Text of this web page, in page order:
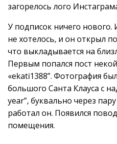
загорелось лого
У подписок ничего нового.
не хотелось, и он открыл
что выкладывается на
Первым попался пост
«ekati1388”. Фотография
большого Санта Клауса с
year”, буквально через
работал он. Появился
помещения.